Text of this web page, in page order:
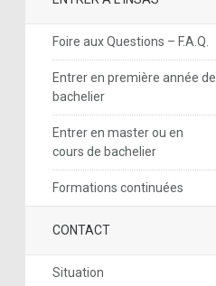
Foire aux Questions – F.A.Q.
Entrer en première année de
bachelier
Entrer en master ou en
cours de bachelier
Formations continuées
CONTACT
Situation